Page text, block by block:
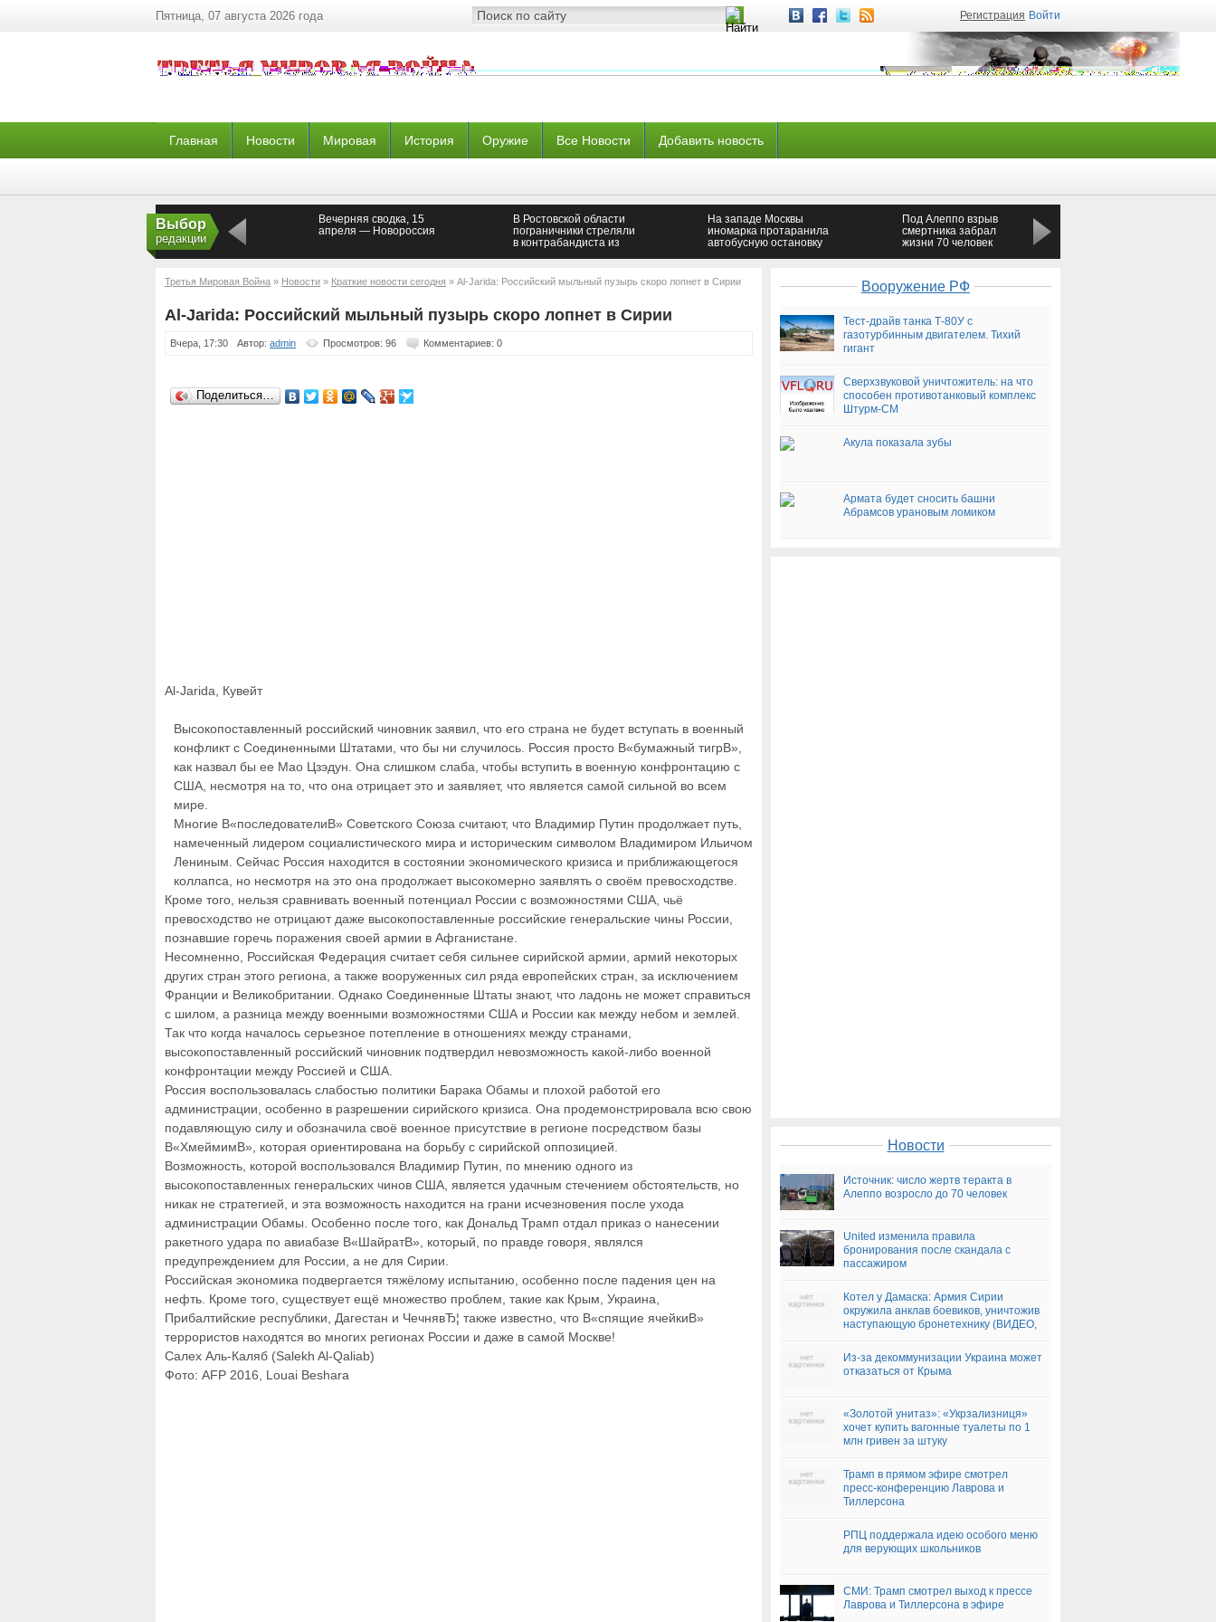
Пятница, 07 августа 2026 года Регистрация Войти
Главная Новости Мировая История Оружие Все Новости Добавить новость
Выбор
редакции
Вечерняя сводка, 15
апреля — Новороссия
В Ростовской области
пограничники стреляли
в контрабандиста из
На западе Москвы
иномарка протаранила
автобусную остановку
Под Алеппо взрыв
смертника забрал
жизни 70 человек
Третья Мировая Война » Новости » Краткие новости сегодня » Al-Jarida: Российский мыльный пузырь скоро лопнет в Сирии
Al-Jarida: Российский мыльный пузырь скоро лопнет в Сирии
Вчера, 17:30 Автор: admin Просмотров: 96 Комментариев: 0
Поделиться…
Al-Jarida, Кувейт
Высокопоставленный российский чиновник заявил, что его страна не будет вступать в военный
конфликт с Соединенными Штатами, что бы ни случилось. Россия просто В«бумажный тигрВ»,
как назвал бы ее Мао Цзэдун. Она слишком слаба, чтобы вступить в военную конфронтацию с
США, несмотря на то, что она отрицает это и заявляет, что является самой сильной во всем
мире.
Многие В«последователиВ» Советского Союза считают, что Владимир Путин продолжает путь,
намеченный лидером социалистического мира и историческим символом Владимиром Ильичом
Лениным. Сейчас Россия находится в состоянии экономического кризиса и приближающегося
коллапса, но несмотря на это она продолжает высокомерно заявлять о своём превосходстве.
Кроме того, нельзя сравнивать военный потенциал России с возможностями США, чьё
превосходство не отрицают даже высокопоставленные российские генеральские чины России,
познавшие горечь поражения своей армии в Афганистане.
Несомненно, Российская Федерация считает себя сильнее сирийской армии, армий некоторых
других стран этого региона, а также вооруженных сил ряда европейских стран, за исключением
Франции и Великобритании. Однако Соединенные Штаты знают, что ладонь не может справиться
с шилом, а разница между военными возможностями США и России как между небом и землей.
Так что когда началось серьезное потепление в отношениях между странами,
высокопоставленный российский чиновник подтвердил невозможность какой-либо военной
конфронтации между Россией и США.
Россия воспользовалась слабостью политики Барака Обамы и плохой работой его
администрации, особенно в разрешении сирийского кризиса. Она продемонстрировала всю свою
подавляющую силу и обозначила своё военное присутствие в регионе посредством базы
В«ХмеймимВ», которая ориентирована на борьбу с сирийской оппозицией.
Возможность, которой воспользовался Владимир Путин, по мнению одного из
высокопоставленных генеральских чинов США, является удачным стечением обстоятельств, но
никак не стратегией, и эта возможность находится на грани исчезновения после ухода
администрации Обамы. Особенно после того, как Дональд Трамп отдал приказ о нанесении
ракетного удара по авиабазе В«ШайратВ», который, по правде говоря, являлся
предупреждением для России, а не для Сирии.
Российская экономика подвергается тяжёлому испытанию, особенно после падения цен на
нефть. Кроме того, существует ещё множество проблем, такие как Крым, Украина,
Прибалтийские республики, Дагестан и ЧечнявЂ¦ также известно, что В«спящие ячейкиВ»
террористов находятся во многих регионах России и даже в самой Москве!
Салех Аль-Каляб (Salekh Al-Qaliab)
Фото: AFP 2016, Louai Beshara
Вооружение РФ
Тест-драйв танка Т-80У с
газотурбинным двигателем. Тихий
гигант
Сверхзвуковой уничтожитель: на что
способен противотанковый комплекс
Штурм-СМ
Акула показала зубы
Армата будет сносить башни
Абрамсов урановым ломиком
Новости
Источник: число жертв теракта в
Алеппо возросло до 70 человек
United изменила правила
бронирования после скандала с
пассажиром
Котел у Дамаска: Армия Сирии
окружила анклав боевиков, уничтожив
наступающую бронетехнику (ВИДЕО,
Из-за декоммунизации Украина может
отказаться от Крыма
«Золотой унитаз»: «Укрзализниця»
хочет купить вагонные туалеты по 1
млн гривен за штуку
Трамп в прямом эфире смотрел
пресс-конференцию Лаврова и
Тиллерсона
РПЦ поддержала идею особого меню
для верующих школьников
СМИ: Трамп смотрел выход к прессе
Лаврова и Тиллерсона в эфире